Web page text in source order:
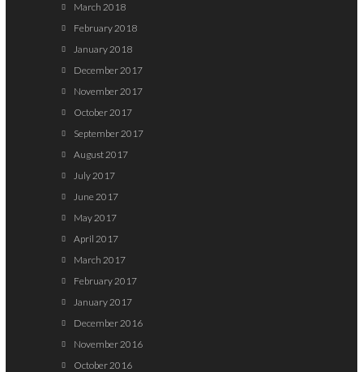
March 2018
February 2018
January 2018
December 2017
November 2017
October 2017
September 2017
August 2017
July 2017
June 2017
May 2017
April 2017
March 2017
February 2017
January 2017
December 2016
November 2016
October 2016